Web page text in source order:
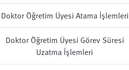
Doktor Öğretim Üyesi Atama İşlemleri
Doktor Öğretim Üyesi Görev Süresi
Uzatma İşlemleri